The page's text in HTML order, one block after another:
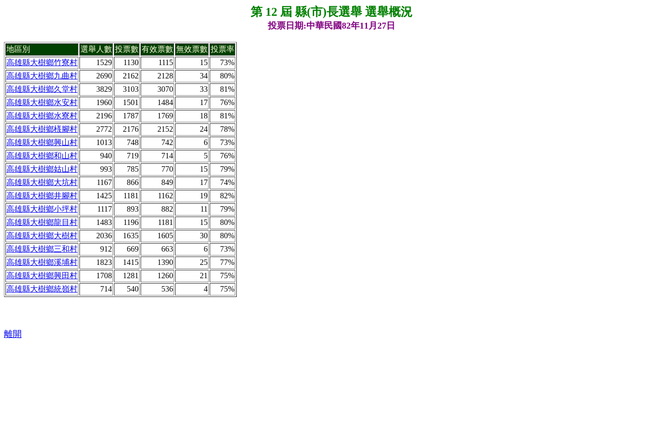
第 12 屆 縣(市)長選舉 選舉概況
投票日期:中華民國82年11月27日
地區別 選舉人數 投票數 有效票數 無效票數 投票率
高雄縣大樹鄉竹寮村
1529 1130 1115 15
73%
高雄縣大樹鄉九曲村
2690 2162 2128 34
80%
高雄縣大樹鄉久堂村
3829 3103 3070 33
81%
高雄縣大樹鄉水安村
1960 1501 1484 17
76%
高雄縣大樹鄉水寮村
2196 1787 1769 18
81%
高雄縣大樹鄉檨腳村
2772 2176 2152 24
78%
高雄縣大樹鄉興山村
1013 748 742 6
73%
高雄縣大樹鄉和山村
940 719 714 5
76%
高雄縣大樹鄉姑山村
993 785 770 15
79%
高雄縣大樹鄉大坑村
1167 866 849 17
74%
高雄縣大樹鄉井腳村
1425 1181 1162 19
82%
高雄縣大樹鄉小坪村
1117 893 882 11
79%
高雄縣大樹鄉龍目村
1483 1196 1181 15
80%
高雄縣大樹鄉大樹村
2036 1635 1605 30
80%
高雄縣大樹鄉三和村
912 669 663 6
73%
高雄縣大樹鄉溪埔村
1823 1415 1390 25
77%
高雄縣大樹鄉興田村
1708 1281 1260 21
75%
高雄縣大樹鄉統嶺村
714 540 536 4 75%
離開